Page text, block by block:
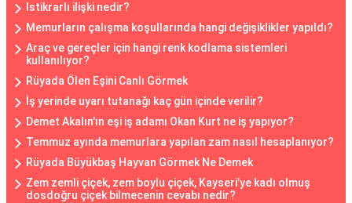
Istikrarlı ilişki nedir?
Memurların çalışma koşullarında hangi değişiklikler yapıldı?
Araç ve gereçler için hangi renk kodlama sistemleri
kullanılıyor?
Rüyada Ölen Eşini Canlı Görmek
İş yerinde uyarı tutanağı kaç gün içinde verilir?
Demet Akalın'ın eşi iş adamı Okan Kurt ne iş yapıyor?
Temmuz ayında memurlara yapılan zam nasıl hesaplanıyor?
Rüyada Büyükbaş Hayvan Görmek Ne Demek
Zem zemli çiçek, zem boylu çiçek, Kayseri’ye kadı olmuş
dosdoğru çiçek bilmecenin cevabı nedir?